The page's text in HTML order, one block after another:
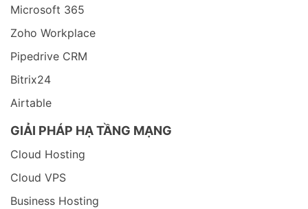
Microsoft 365
Zoho Workplace
Pipedrive CRM
Bitrix24
Airtable
GIẢI PHÁP HẠ TẦNG MẠNG
Cloud Hosting
Cloud VPS
Business Hosting